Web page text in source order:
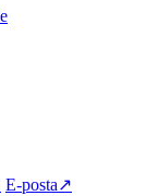
E-posta↗